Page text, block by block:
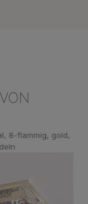
8-flammig, gold,